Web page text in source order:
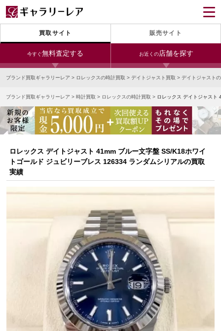
買取サイト 販売サイト
今すぐ無料査定する お近くの店舗を探す
24時間受付（対応時間10:00～19:00）
宅配買取を申し込む
無料の宅配キットをお届けします
今すぐ電話査定
受付時間 10:00～19:00
銀座本店 青山表参道店 新宿東口店
小田急新宿店 LAB東京 名古屋大須店
なんば店 神戸元町(三宮)店 LAB大阪
宅配買取を申し込む
無料の宅配キットをお届けします
ブランド買取ギャラリーレア > ロレックスの時計買取 > デイトジャスト買取 > デイトジャスト
ブランド買取ギャラリーレア > 時計買取 > ロレックスの時計買取 > ロレックス デイトジャスト
ロレックス デイトジャスト 41mm ブルー文字盤 SS/K18ホワイ
トゴールド ジュビリーブレス 126334 ランダムシリアルの買取
実績